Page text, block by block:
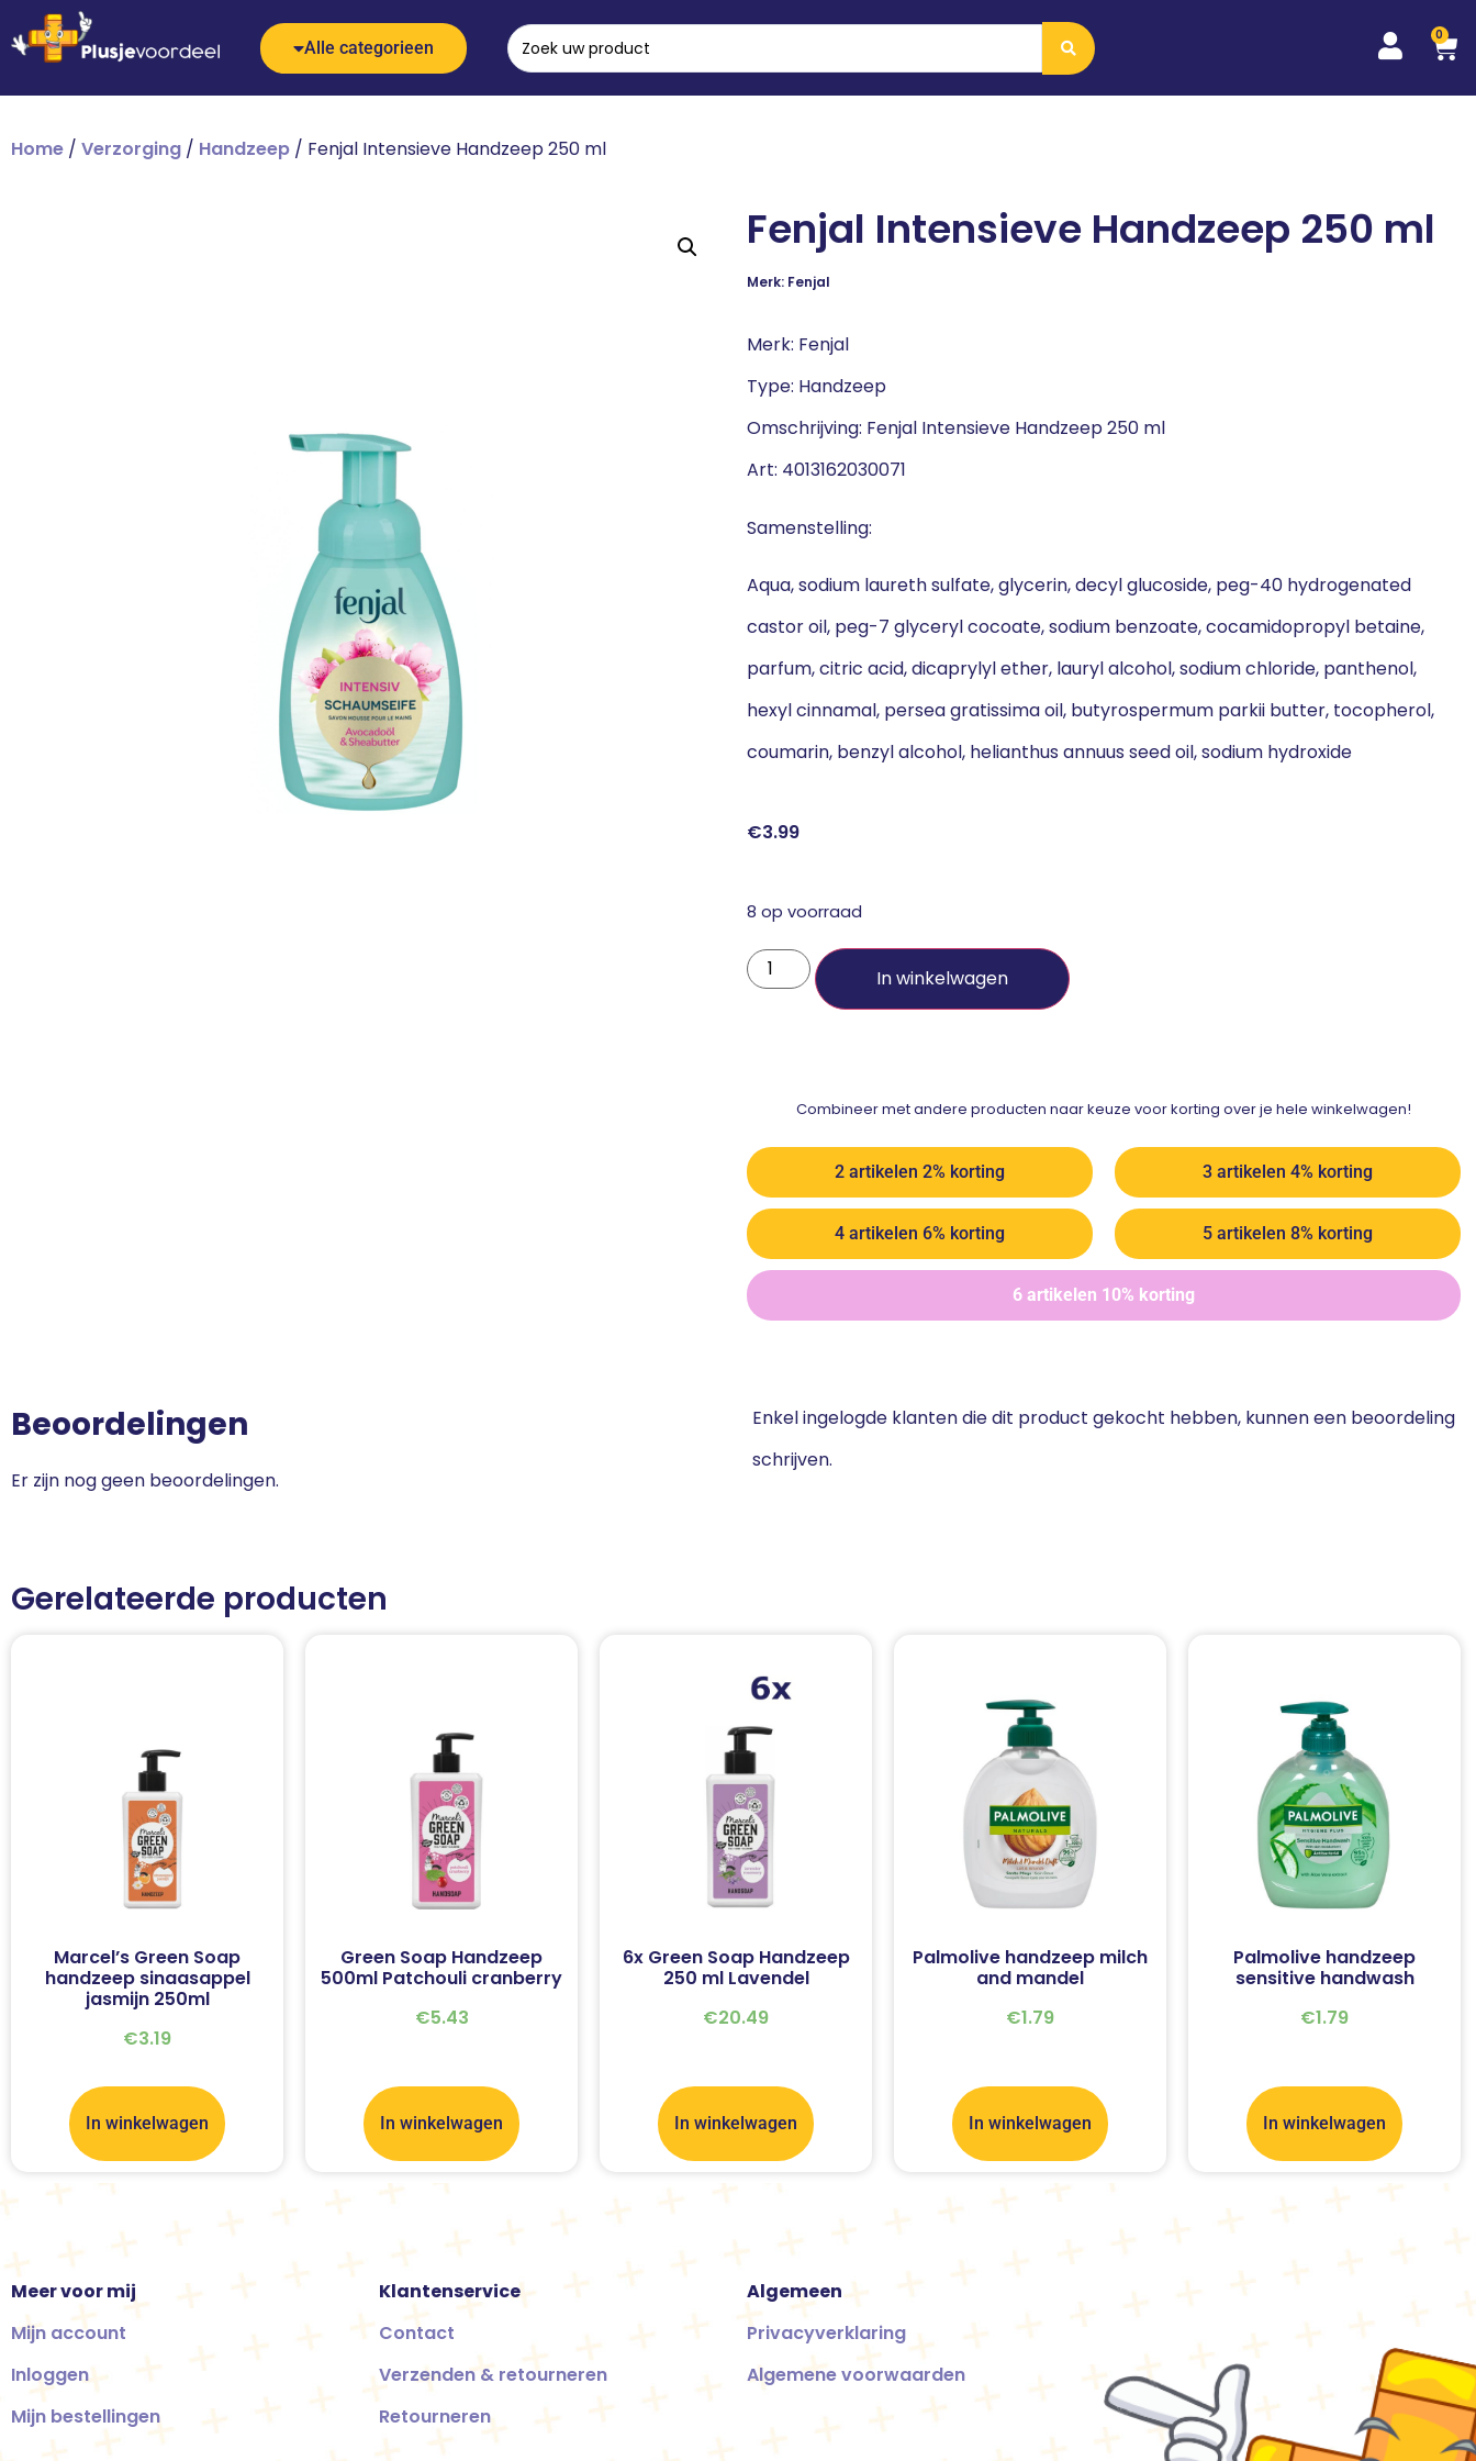
Alle categorieen
0
Home / Verzorging / Handzeep / Fenjal Intensieve Handzeep 250 ml
Fenjal Intensieve Handzeep 250 ml
Merk: Fenjal
Merk: Fenjal
Type: Handzeep
Omschrijving: Fenjal Intensieve Handzeep 250 ml
Art: 4013162030071
Samenstelling:
Aqua, sodium laureth sulfate, glycerin, decyl glucoside, peg-40 hydrogenated
castor oil, peg-7 glyceryl cocoate, sodium benzoate, cocamidopropyl betaine,
parfum, citric acid, dicaprylyl ether, lauryl alcohol, sodium chloride, panthenol,
hexyl cinnamal, persea gratissima oil, butyrospermum parkii butter, tocopherol,
coumarin, benzyl alcohol, helianthus annuus seed oil, sodium hydroxide
€3.99
8 op voorraad
In winkelwagen
Combineer met andere producten naar keuze voor korting over je hele winkelwagen!
2 artikelen 2% korting 3 artikelen 4% korting
4 artikelen 6% korting 5 artikelen 8% korting
6 artikelen 10% korting
Beoordelingen
Er zijn nog geen beoordelingen.
Enkel ingelogde klanten die dit product gekocht hebben, kunnen een beoordeling
schrijven.
Gerelateerde producten
Marcel’s Green Soap
handzeep sinaasappel
jasmijn 250ml
€3.19
In winkelwagen
Green Soap Handzeep
500ml Patchouli cranberry
€5.43
In winkelwagen
6x Green Soap Handzeep
250 ml Lavendel
€20.49
In winkelwagen
Palmolive handzeep milch
and mandel
€1.79
In winkelwagen
Palmolive handzeep
sensitive handwash
€1.79
In winkelwagen
Meer voor mij
Mijn account
Inloggen
Mijn bestellingen
Klantenservice
Contact
Verzenden & retourneren
Retourneren
Algemeen
Privacyverklaring
Algemene voorwaarden